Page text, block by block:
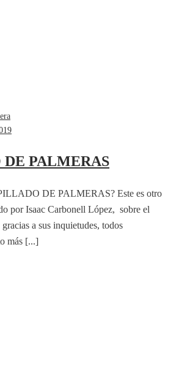
PALMERAS
DE PALMERAS? Este es otro
por Isaac Carbonell López, sobre el
a sus inquietudes, todos
más [...]